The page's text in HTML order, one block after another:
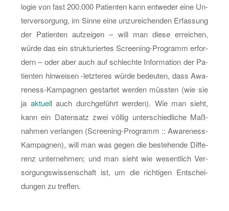
lo­gie von fast 200.000 Pa­ti­en­ten kann ent­we­der eine Un­
ter­ver­sor­gung, im Sinne eine un­zu­rei­chen­den Er­fas­sung
der Pa­ti­en­ten auf­zei­gen – will man diese er­rei­chen,
würde das ein struk­tu­rier­tes Scree­ning-Pro­gramm er­for­
dern – oder aber auch auf schlech­te In­for­ma­ti­on der Pa­
ti­en­ten hin­wei­sen -letz­te­res würde be­deu­ten, dass Awa­
ren­ess-Kam­pa­gnen ge­star­tet wer­den müss­ten (wie sie
ja ak­tu­ellauch durch­ge­führt wer­den). Wie man sieht,
kann ein Da­ten­satz zwei völ­lig un­ter­schied­li­che Maß­
nah­men ver­lan­gen (Scree­ning-Pro­gramm :: Awa­ren­ess-
Kam­pa­gnen), will man was gegen die be­ste­hen­de Dif­fe­
renz un­ter­neh­men; und man sieht wie we­sent­lich Ver­
sor­gungs­wis­sen­schaft ist, um die rich­ti­gen Ent­schei­
dun­gen zu tref­fen.